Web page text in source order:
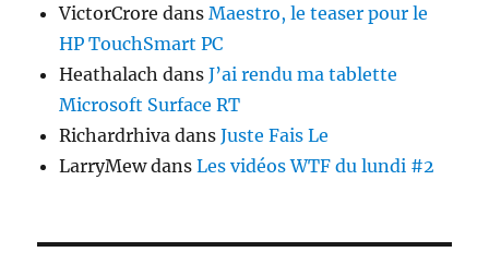
VictorCrore dansMaestro, le teaser pour le
HP TouchSmart PC
Heathalach dansJ’ai rendu ma tablette
Microsoft Surface RT
Richardrhiva dansJuste Fais Le
LarryMewdansLes vidéos WTF du lundi #2